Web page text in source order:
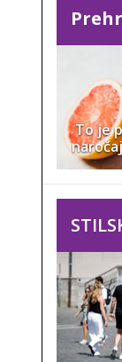
To je